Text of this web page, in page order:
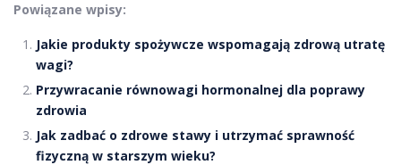
Powiązane wpisy:
Jakie produkty spożywcze wspomagają zdrową utratę
wagi?
Przywracanie równowagi hormonalnej dla poprawy
zdrowia
Jak zadbać o zdrowe stawy i utrzymać sprawność
fizyczną w starszym wieku?